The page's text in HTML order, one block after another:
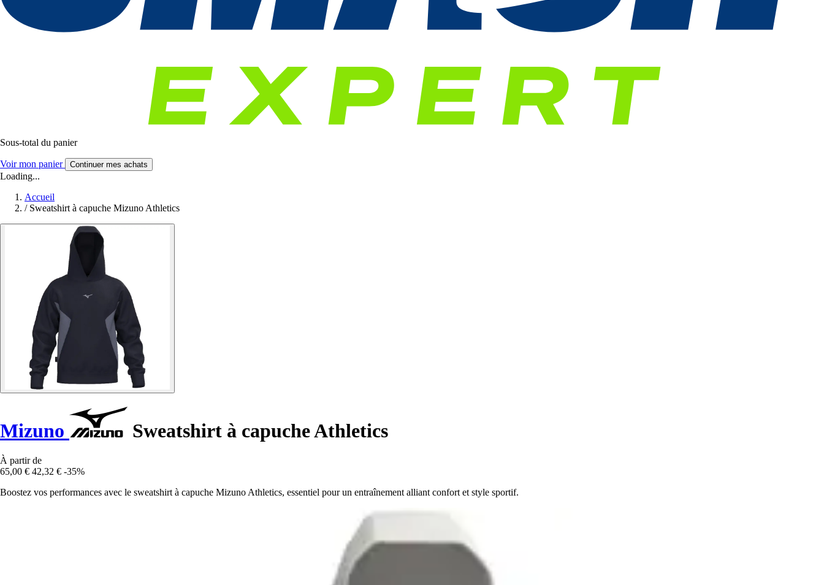
Sous-total du panier
Voir mon panier Continuer mes achats
Loading...
Accueil
/ Sweatshirt à capuche Mizuno Athletics
Mizuno Sweatshirt à capuche Athletics
À partir de
65,00 € 42,32 € -35%
Boostez vos performances avec le sweatshirt à capuche Mizuno Athletics, essentiel pour un entraînement alliant confort et style sportif.